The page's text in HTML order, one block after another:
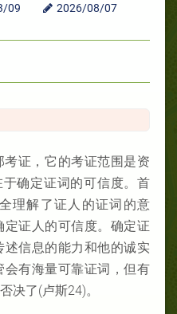
09 2026/08/07
考证 ，它的考证范围是资
确定证词的可信度。首
理解了证人的证词 的意
定证人的可信度。确定证
述信息的能力和他的诚实
会有海量可靠证词 ，但有
决了(卢斯24)。